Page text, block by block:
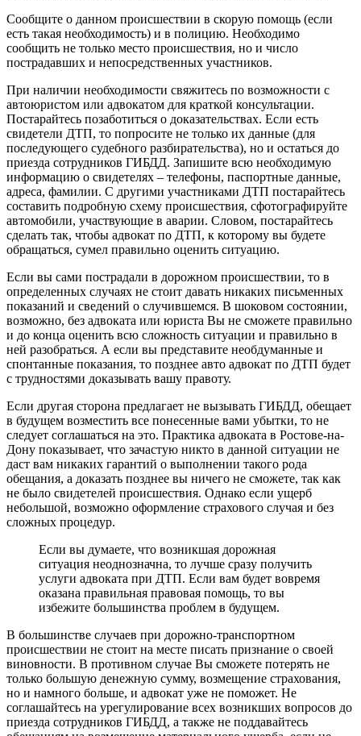
Сообщите о данном происшествии в скорую помощь (если
есть такая необходимость) и в полицию. Необходимо
сообщить не только место происшествия, но и число
пострадавших и непосредственных участников.
При наличии необходимости свяжитесь по возможности с
автоюристом или адвокатом для краткой консультации.
Постарайтесь позаботиться о доказательствах. Если есть
свидетели ДТП, то попросите не только их данные (для
последующего судебного разбирательства), но и остаться до
приезда сотрудников ГИБДД. Запишите всю необходимую
информацию о свидетелях – телефоны, паспортные данные,
адреса, фамилии. С другими участниками ДТП постарайтесь
составить подробную схему происшествия, сфотографируйте
автомобили, участвующие в аварии. Словом, постарайтесь
сделать так, чтобы адвокат по ДТП, к которому вы будете
обращаться, сумел правильно оценить ситуацию.
Если вы сами пострадали в дорожном происшествии, то в
определенных случаях не стоит давать никаких письменных
показаний и сведений о случившемся. В шоковом состоянии,
возможно, без адвоката или юриста Вы не сможете правильно
и до конца оценить всю сложность ситуации и правильно в
ней разобраться. А если вы представите необдуманные и
спонтанные показания, то позднее авто адвокат по ДТП будет
с трудностями доказывать вашу правоту.
Если другая сторона предлагает не вызывать ГИБДД, обещает
в будущем возместить все понесенные вами убытки, то не
следует соглашаться на это. Практика адвоката в Ростове-на-
Дону показывает, что зачастую никто в данной ситуации не
даст вам никаких гарантий о выполнении такого рода
обещания, а доказать позднее вы ничего не сможете, так как
не было свидетелей происшествия. Однако если ущерб
небольшой, возможно оформление страхового случая и без
сложных процедур.
Если вы думаете, что возникшая дорожная
ситуация неоднозначна, то лучше сразу получить
услуги адвоката при ДТП. Если вам будет вовремя
оказана правильная правовая помощь, то вы
избежите большинства проблем в будущем.
В большинстве случаев при дорожно-транспортном
происшествии не стоит на месте писать признание о своей
виновности. В противном случае Вы сможете потерять не
только большую денежную сумму, возмещение страхования,
но и намного больше, и адвокат уже не поможет. Не
соглашайтесь на урегулирование всех возникших вопросов до
приезда сотрудников ГИБДД, а также не поддавайтесь